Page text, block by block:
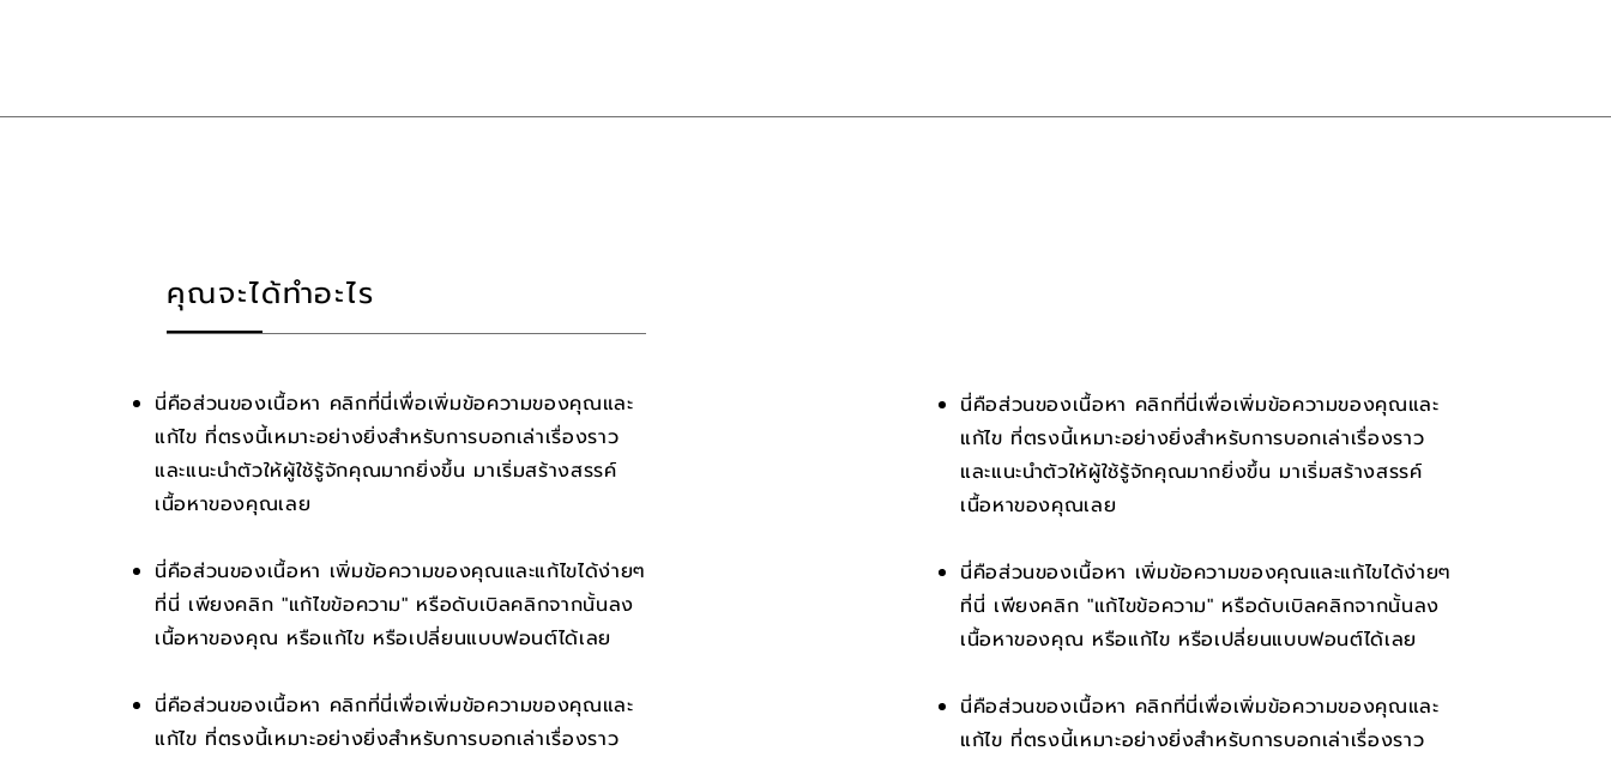
คุณจะได้ทำอะไร
​นี่คือส่วนของเนื้อหา คลิกที่นี่เพื่อเพิ่มข้อความของคุณและ
แก้ไข ที่ตรงนี้เหมาะอย่างยิ่งสำหรับการบอกเล่าเรื่องราว
และแนะนำตัวให้ผู้ใช้รู้จักคุณมากยิ่งขึ้น​​​ มาเริ่มสร้างสรรค์
เนื้อหาของคุณเลย
นี่คือส่วนของเนื้อหา เพิ่มข้อความของคุณและแก้ไขได้ง่ายๆ
ที่นี่ เพียงคลิก "แก้ไขข้อความ" หรือดับเบิลคลิกจากนั้นลง
เนื้อหาของคุณ หรือแก้ไข หรือเปลี่ยนแบบฟอนต์ได้เลย
นี่คือส่วนของเนื้อหา คลิกที่นี่เพื่อเพิ่มข้อความของคุณและ
แก้ไข ที่ตรงนี้เหมาะอย่างยิ่งสำหรับการบอกเล่าเรื่องราว
​นี่คือส่วนของเนื้อหา คลิกที่นี่เพื่อเพิ่มข้อความของคุณและ
แก้ไข ที่ตรงนี้เหมาะอย่างยิ่งสำหรับการบอกเล่าเรื่องราว
และแนะนำตัวให้ผู้ใช้รู้จักคุณมากยิ่งขึ้น​​​ มาเริ่มสร้างสรรค์
เนื้อหาของคุณเลย
นี่คือส่วนของเนื้อหา เพิ่มข้อความของคุณและแก้ไขได้ง่ายๆ
ที่นี่ เพียงคลิก "แก้ไขข้อความ" หรือดับเบิลคลิกจากนั้นลง
เนื้อหาของคุณ หรือแก้ไข หรือเปลี่ยนแบบฟอนต์ได้เลย
นี่คือส่วนของเนื้อหา คลิกที่นี่เพื่อเพิ่มข้อความของคุณและ
แก้ไข ที่ตรงนี้เหมาะอย่างยิ่งสำหรับการบอกเล่าเรื่องราว